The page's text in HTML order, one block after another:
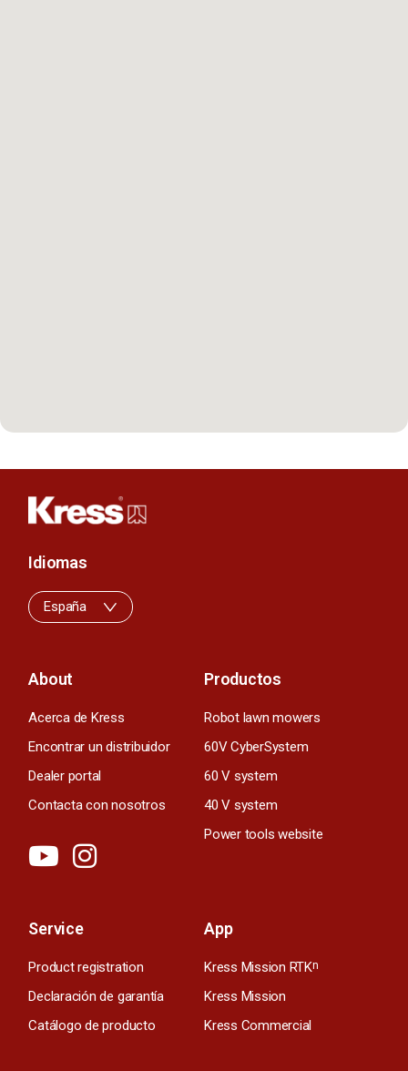
About
Acerca de Kress
Encontrar un distribuidor
Dealer portal
Contacta con nosotros
Productos
Robot lawn mowers
60V CyberSystem
60 V system
40 V system
Power tools website
Service
Product registration
Declaración de garantía
Catálogo de producto
App
Kress Mission RTKn
Kress Mission
Kress Commercial
Idiomas
España